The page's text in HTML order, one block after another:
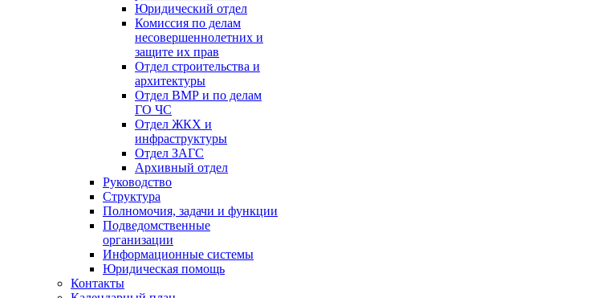
Юридический отдел
Комиссия по делам
несовершеннолетних и
защите их прав
Отдел строительства и
архитектуры
Отдел ВМР и по делам
ГО ЧС
Отдел ЖКХ и
инфраструктуры
Отдел ЗАГС
Архивный отдел
Руководство
Структура
Полномочия, задачи и функции
Подведомственные
организации
Информационные системы
Юридическая помощь
Контакты